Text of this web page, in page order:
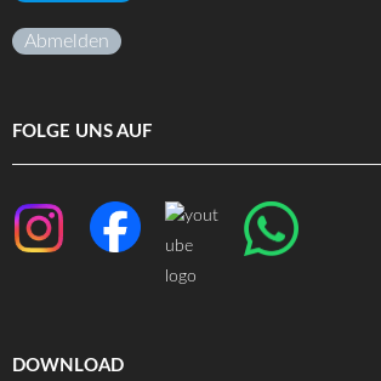
Abmelden
FOLGE UNS AUF
DOWNLOAD